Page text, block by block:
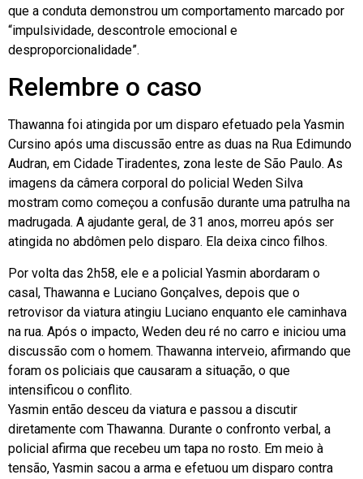
que a conduta demonstrou um comportamento marcado por
“impulsividade, descontrole emocional e
desproporcionalidade”.
Relembre o caso
Thawanna foi atingida por um disparo efetuado pela Yasmin
Cursino após uma discussão entre as duas na Rua Edimundo
Audran, em Cidade Tiradentes, zona leste de São Paulo. As
imagens da câmera corporal do policial Weden Silva
mostram como começou a confusão durante uma patrulha na
madrugada. A ajudante geral, de 31 anos, morreu após ser
atingida no abdômen pelo disparo. Ela deixa cinco filhos.
Por volta das 2h58, ele e a policial Yasmin abordaram o
casal, Thawanna e Luciano Gonçalves, depois que o
retrovisor da viatura atingiu Luciano enquanto ele caminhava
na rua. Após o impacto, Weden deu ré no carro e iniciou uma
discussão com o homem. Thawanna interveio, afirmando que
foram os policiais que causaram a situação, o que
intensificou o conflito.
Yasmin então desceu da viatura e passou a discutir
diretamente com Thawanna. Durante o confronto verbal, a
policial afirma que recebeu um tapa no rosto. Em meio à
tensão, Yasmin sacou a arma e efetuou um disparo contra